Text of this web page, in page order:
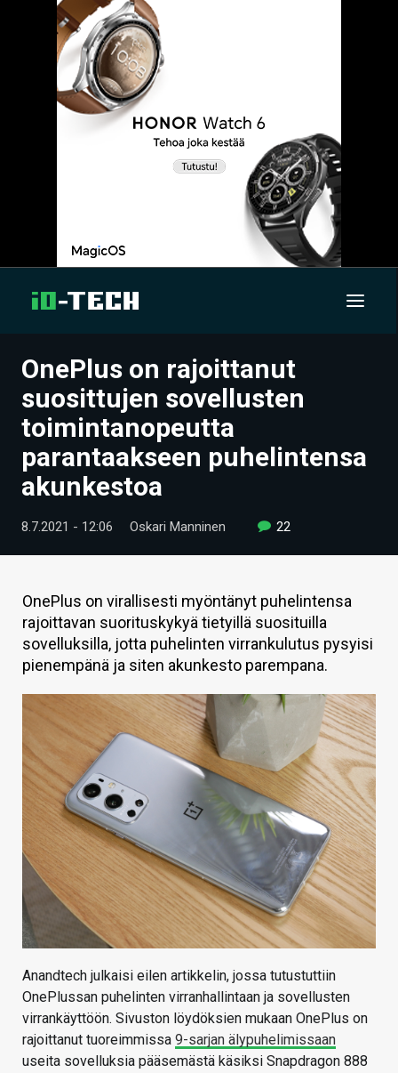
UUTISET
ARTIKKELIT
VIDEOT
TECHBBS
TIETOA
KAUPPA
VAIHDA TEEMA
HAKU
OnePlus on rajoittanut
suosittujen sovellusten
toimintanopeutta
parantaakseen puhelintensa
akunkestoa
8.7.2021 - 12:06 Oskari Manninen 22
OnePlus on virallisesti myöntänyt puhelintensa
rajoittavan suorituskykyä tietyillä suosituilla
sovelluksilla, jotta puhelinten virrankulutus pysyisi
pienempänä ja siten akunkesto parempana.
Anandtech julkaisi eilen artikkelin, jossa tutustuttiin
OnePlussan puhelinten virranhallintaan ja sovellusten
virrankäyttöön. Sivuston löydöksien mukaan OnePlus on
rajoittanut tuoreimmissa 9-sarjan älypuhelimissaan
useita sovelluksia pääsemästä käsiksi Snapdragon 888